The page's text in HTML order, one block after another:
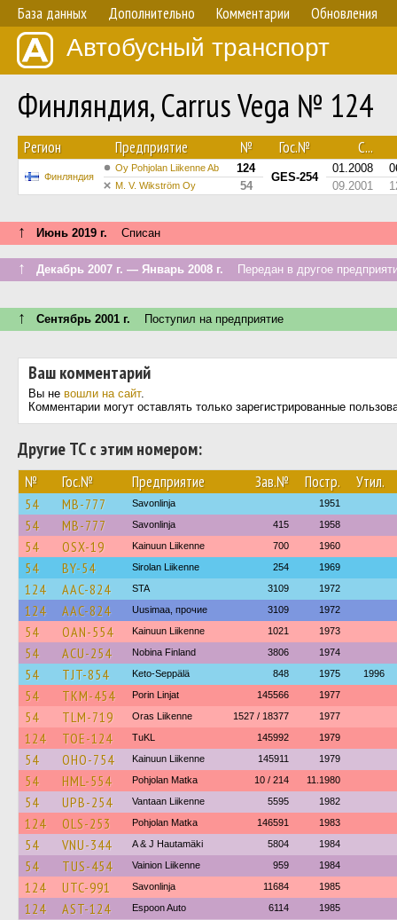
База данных Дополнительно Комментарии Обновления
Автобусный транспорт
Финляндия, Carrus Vega № 124
Регион Предприятие № Гос.№ С...
Финляндия
Oy Pohjolan Liikenne Ab 124
GES-254
01.2008
M. V. Wikström Oy 54 09.2001
↑ Июнь 2019 г. Списан
↑ Декабрь 2007 г. — Январь 2008 г. Передан в другое
↑ Сентябрь 2001 г. Поступил на предприятие
Ваш комментарий
Вы не вошли на сайт.
Комментарии могут оставлять только зарегистрированные
Другие ТС с этим номером:
№ Гос.№ Предприятие Зав.№ Постр. Утил.
54 MB-777 Savonlinja 1951
54 MB-777 Savonlinja 415 1958
54 OSX-19 Kainuun Liikenne 700 1960
54 BY-54 Sirolan Liikenne 254 1969
124 AAC-824 STA 3109 1972
124 AAC-824 Uusimaa, прочие 3109 1972
54 OAN-554 Kainuun Liikenne 1021 1973
54 ACU-254 Nobina Finland 3806 1974
54 TJT-854 Keto-Seppälä 848 1975 1996
54 TKM-454 Porin Linjat 145566 1977
54 TLM-719 Oras Liikenne 1527 / 18377 1977
124 TOE-124 TuKL 145992 1979
54 OHO-754 Kainuun Liikenne 145911 1979
54 HML-554 Pohjolan Matka 10 / 214 11.1980
54 UPB-254 Vantaan Liikenne 5595 1982
124 OLS-253 Pohjolan Matka 146591 1983
54 VNU-344 A & J Hautamäki 5804 1984
54 TUS-454 Vainion Liikenne 959 1984
124 UTC-991 Savonlinja 11684 1985
124 AST-124 Espoon Auto 6114 1985